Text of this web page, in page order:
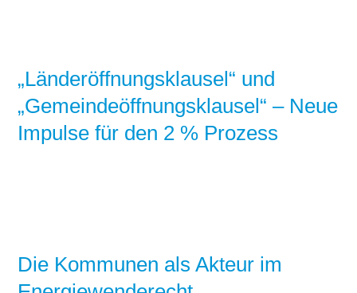
„Länderöffnungsklausel“ und
„Gemeindeöffnungsklausel“ – Neue
Impulse für den 2 % Prozess
Die Kommunen als Akteur im